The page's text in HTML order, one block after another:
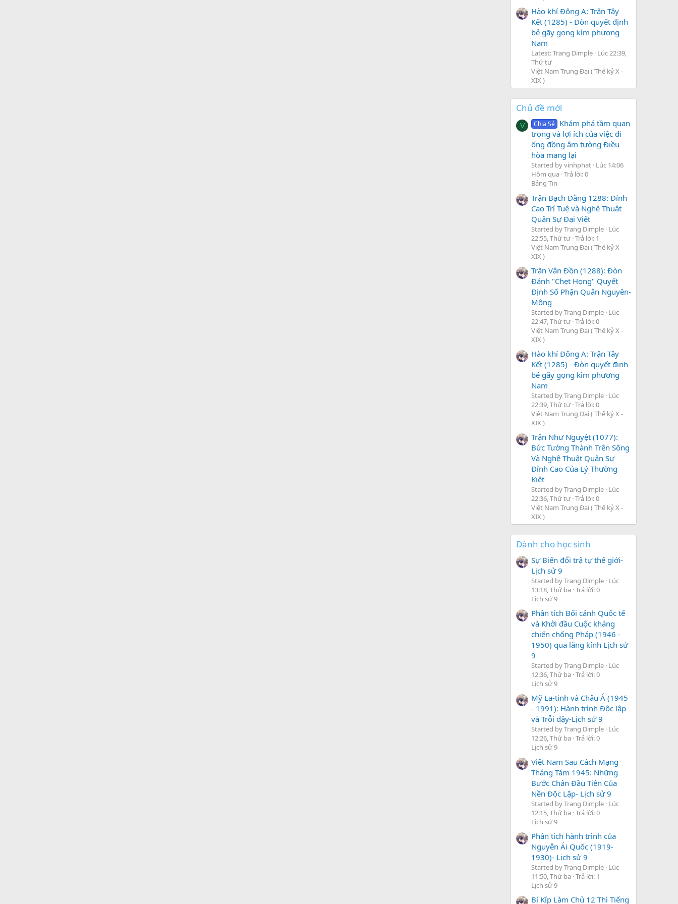
Hào khí Đông A: Trận Tây
Kết (1285) - Đòn quyết định
bẻ gãy gọng kìm phương
Nam
Latest: Trang Dimple Lúc 22:39,
Thứ tư
Việt Nam Trung Đại ( Thế kỷ X -
XIX )
Chủ đề mới
V Chia Sẻ Khám phá tầm quan
trọng và lợi ích của việc đi
ống đồng âm tường Điều
hòa mang lại
Started by vinhphat Lúc 14:06
Hôm qua Trả lời: 0
Bảng Tin
Trận Bạch Đằng 1288: Đỉnh
Cao Trí Tuệ và Nghệ Thuật
Quân Sự Đại Việt
Started by Trang Dimple Lúc
22:55, Thứ tư Trả lời: 1
Việt Nam Trung Đại ( Thế kỷ X -
XIX )
Trận Vân Đồn (1288): Đòn
Đánh "Chẹt Họng" Quyết
Định Số Phận Quân Nguyên-
Mông
Started by Trang Dimple Lúc
22:47, Thứ tư Trả lời: 0
Việt Nam Trung Đại ( Thế kỷ X -
XIX )
Hào khí Đông A: Trận Tây
Kết (1285) - Đòn quyết định
bẻ gãy gọng kìm phương
Nam
Started by Trang Dimple Lúc
22:39, Thứ tư Trả lời: 0
Việt Nam Trung Đại ( Thế kỷ X -
XIX )
Trận Như Nguyệt (1077):
Bức Tường Thành Trên Sông
Và Nghệ Thuật Quân Sự
Đỉnh Cao Của Lý Thường
Kiệt
Started by Trang Dimple Lúc
22:36, Thứ tư Trả lời: 0
Việt Nam Trung Đại ( Thế kỷ X -
XIX )
Dành cho học sinh
Sự Biến đổi trậ tự thế giới-
Lịch sử 9
Started by Trang Dimple Lúc
13:18, Thứ ba Trả lời: 0
Lịch sử 9
Phân tích Bối cảnh Quốc tế
và Khởi đầu Cuộc kháng
chiến chống Pháp (1946 -
1950) qua lăng kính Lịch sử
9
Started by Trang Dimple Lúc
12:36, Thứ ba Trả lời: 0
Lịch sử 9
Mỹ La-tinh và Châu Á (1945
- 1991): Hành trình Độc lập
và Trỗi dậy-Lịch sử 9
Started by Trang Dimple Lúc
12:26, Thứ ba Trả lời: 0
Lịch sử 9
Việt Nam Sau Cách Mạng
Tháng Tám 1945: Những
Bước Chân Đầu Tiên Của
Nền Độc Lập- Lịch sử 9
Started by Trang Dimple Lúc
12:15, Thứ ba Trả lời: 0
Lịch sử 9
Phân tích hành trình của
Nguyễn Ái Quốc (1919-
1930)- Lịch sử 9
Started by Trang Dimple Lúc
11:50, Thứ ba Trả lời: 1
Lịch sử 9
Bí Kíp Làm Chủ 12 Thì Tiếng